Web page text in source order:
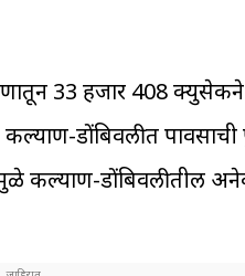
33 हजार 408 क्युसेकने
डोंबिवलीत पावसाची
कल्याण-डोंबिवलीतील